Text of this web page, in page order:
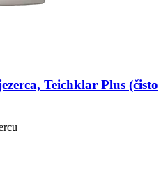
Teichklar Plus (čisto